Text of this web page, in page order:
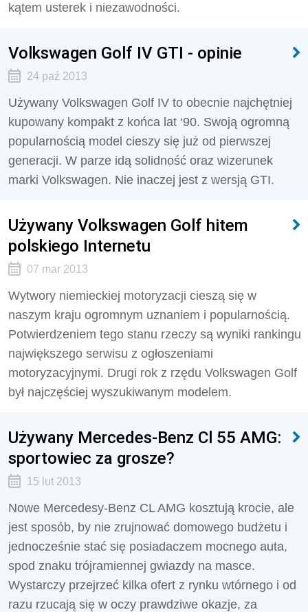
kątem usterek i niezawodności.
Volkswagen Golf IV GTI - opinie
24 paź 2013
Używany Volkswagen Golf IV to obecnie najchętniej
kupowany kompakt z końca lat ‘90. Swoją ogromną
popularnością model cieszy się już od pierwszej
generacji. W parze idą solidność oraz wizerunek
marki Volkswagen. Nie inaczej jest z wersją GTI.
Używany Volkswagen Golf hitem
polskiego Internetu
07 mar 2013
Wytwory niemieckiej motoryzacji cieszą się w
naszym kraju ogromnym uznaniem i popularnością.
Potwierdzeniem tego stanu rzeczy są wyniki rankingu
największego serwisu z ogłoszeniami
motoryzacyjnymi. Drugi rok z rzędu Volkswagen Golf
był najczęściej wyszukiwanym modelem.
Używany Mercedes-Benz Cl 55 AMG:
sportowiec za grosze?
15 lut 2013
Nowe Mercedesy-Benz CL AMG kosztują krocie, ale
jest sposób, by nie zrujnować domowego budżetu i
jednocześnie stać się posiadaczem mocnego auta,
spod znaku trójramiennej gwiazdy na masce.
Wystarczy przejrzeć kilka ofert z rynku wtórnego i od
razu rzucają się w oczy prawdziwe okazje, za